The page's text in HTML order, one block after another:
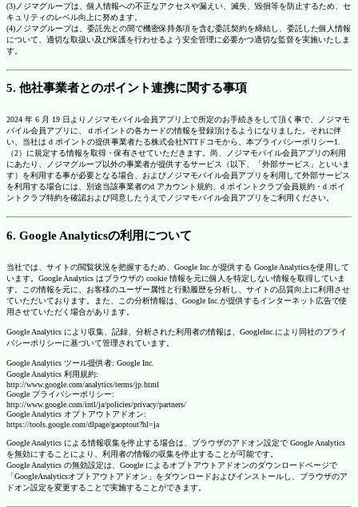
(3)ノジマグループは、個人情報への不正なアクセスや漏えい、滅失、毀損等を防止するため、セ
キュリティのレベル向上に努めます。
(4)ノジマグループは、委託先との間で機密保持条項を含む委託契約を締結し、委託した個人情報
について、適切な取扱い及び保護を行わせるよう安全管理に必要かつ適切な監督を実施いたしま
す。
5. 他社事業者とのポイント連携に関する事項
2024 年 6 月 19 日よりノジマモバイル会員アプリ上で所定のお手続きをして頂く事で、ノジマモ
バイル会員アプリに、ｄポイントの各カードの情報を登録頂けるようになりました。それに伴
い、当社は d ポイントの提供事業者たる株式会社NTTドコモから、本プライバシーポリシー1.
（2）に規定する情報を取得・保有させていただきます。尚、ノジマモバイル会員アプリの利用
にあたり、ノジマグループ以外の事業者が提供するサービス（以下、「外部サービス」といいま
す）を利用する事が必要となる場合、およびノジマモバイル会員アプリを利用して外部サービス
を利用する場合には、別途当該事業者のd アカウント規約、d ポイントクラブ会員規約・d ポイ
ントクラブ特約を確認および同意したうえでノジマモバイル会員アプリをご利用ください。
6. Google Analyticsの利用について
当社では、サイトの閲覧状況を把握するため、Google Inc.が提供する Google Analyticsを使用して
います。Google Analytics はブラウザの cookie 情報を元に個人を特定しない情報を取得していま
す。この情報を元に、お客様のユーザー属性と行動履歴を分析し、サイトの品質向上に利用させ
ていただいております。また、この分析情報は、Google Inc.が提供するインターネット広告で使
用させていただく場合があります。
Google Analytics により収集、記録、分析された利用者の情報は、GoogleInc.により同社のプライ
バシーポリシーに基づいて管理されています。
Google Analytics ツール提供者: Google Inc.
Google Analytics 利用規約:
http://www.google.com/analytics/terms/jp.html
Google プライバシーポリシー:
http://www.google.com/intl/ja/policies/privacy/partners/
Google Analytics オプトアウトアドオン:
https://tools.google.com/dlpage/gaoptout?hl=ja
Google Analytics による情報収集を停止する場合は、ブラウザのアドオン設定で Google Analytics
を無効にすることにより、利用者の情報の収集を停止することが可能です。
Google Analytics の無効設定は、Google によるオプトアウトアドオンのダウンロードページで
「GoogleAnalyticsオプトアウトアドオン」をダウンロードおよびインストールし、ブラウザのア
ドオン設定を変更することで実施することができます。